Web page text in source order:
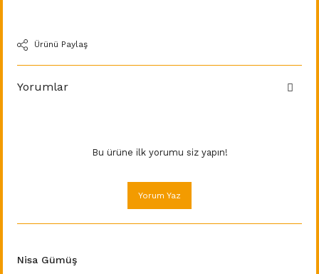
Ürünü Paylaş
Yorumlar
Bu ürüne ilk yorumu siz yapın!
Yorum Yaz
Nisa Gümüş